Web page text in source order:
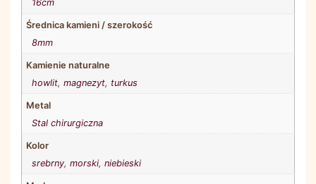
16cm
Średnica kamieni / szerokość
8mm
Kamienie naturalne
howlit, magnezyt, turkus
Metal
Stal chirurgiczna
Kolor
srebrny, morski, niebieski